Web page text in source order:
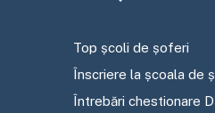
Top școli de șoferi
Înscriere la școala de
Întrebări chestionare